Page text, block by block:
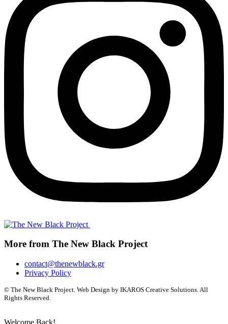
More from The New Black Project
contact@thenewblack.gr
Privacy Policy
© The New Black Project. Web Design by IKAROS Creative Solutions. All
Rights Reserved.
Welcome Back!